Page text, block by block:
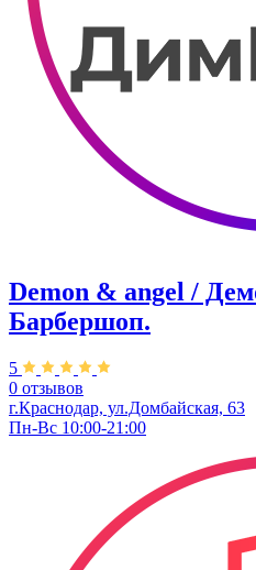
Demon & angel /
Барбершоп.
5
0 отзывов
г.Краснодар, ул.​Домбайская, 63
Пн-Вс 10:00-21:00